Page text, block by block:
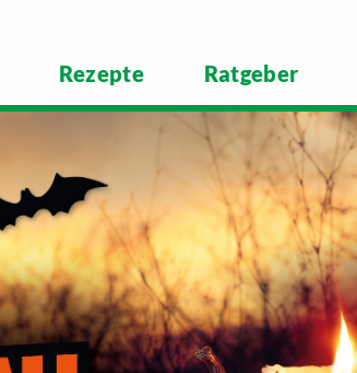
Rezepte Ratgeber